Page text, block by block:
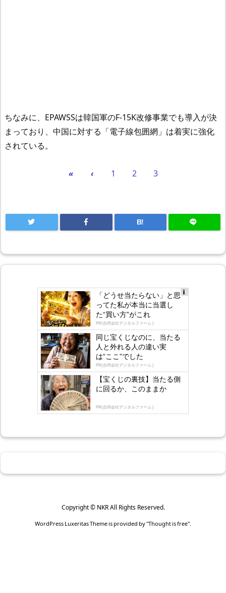
ちなみに、EPAWSSは韓国軍のF-15K改修事業でも導入が決
まっており、中国に対する「電子線包囲網」は着実に強化
されている。
« ‹ 1 2 3
B!
gly
「どうせ当たらない」と思
ってた私が本当に当選し
た“買い方”がこれ
PR(合同会社デジタルファーム )
同じ宝くじなのに、当たる
人と外れる人の違い実
は“ここ”でした
PR(合同会社デジタルファーム )
【宝くじの裏技】当たる側
に回るか、このままか
PR(合同会社デジタルファーム )
Copyright © NKRAll Rights Reserved.
WordPress Luxeritas Theme is provided by "Thought is free".